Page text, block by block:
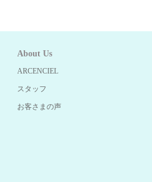
About Us
ARCENCIEL
スタッフ
お客さまの声